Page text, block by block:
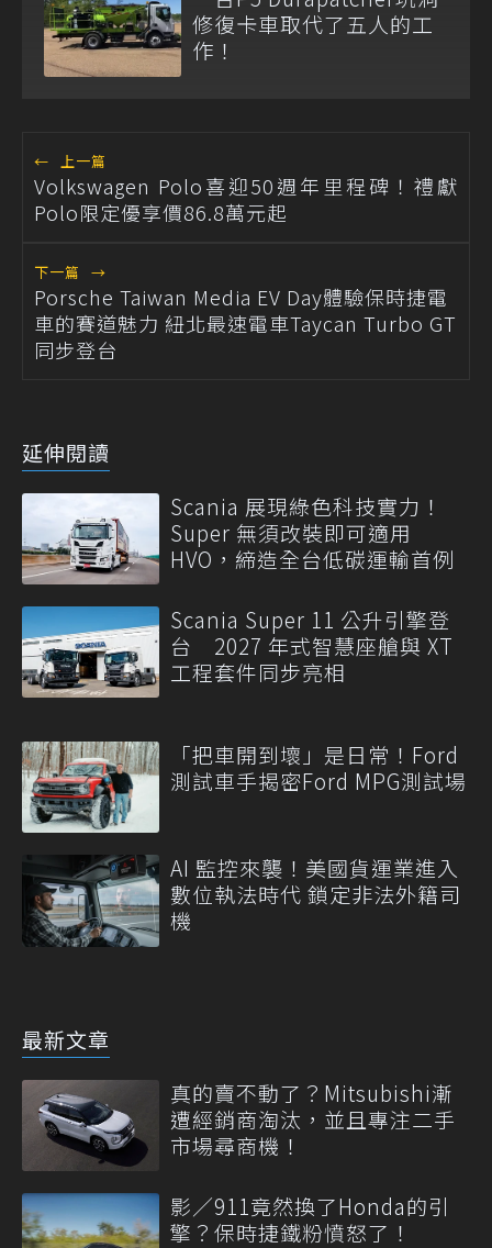
修復卡車取代了五人的工
作！
← 上一篇
Volkswagen Polo喜迎50週年里程碑！禮獻
Polo限定優享價86.8萬元起
下一篇 →
Porsche Taiwan Media EV Day體驗保時捷電
車的賽道魅力 紐北最速電車Taycan Turbo GT
同步登台
延伸閱讀
Scania 展現綠色科技實力！
Super 無須改裝即可適用
HVO，締造全台低碳運輸首例
Scania Super 11 公升引擎登
台 2027 年式智慧座艙與 XT
工程套件同步亮相
「把車開到壞」是日常！Ford
測試車手揭密Ford MPG測試場
AI 監控來襲！美國貨運業進入
數位執法時代 鎖定非法外籍司
機
最新文章
真的賣不動了？Mitsubishi漸
遭經銷商淘汰，並且專注二手
市場尋商機！
影／911竟然換了Honda的引
擎？保時捷鐵粉憤怒了！